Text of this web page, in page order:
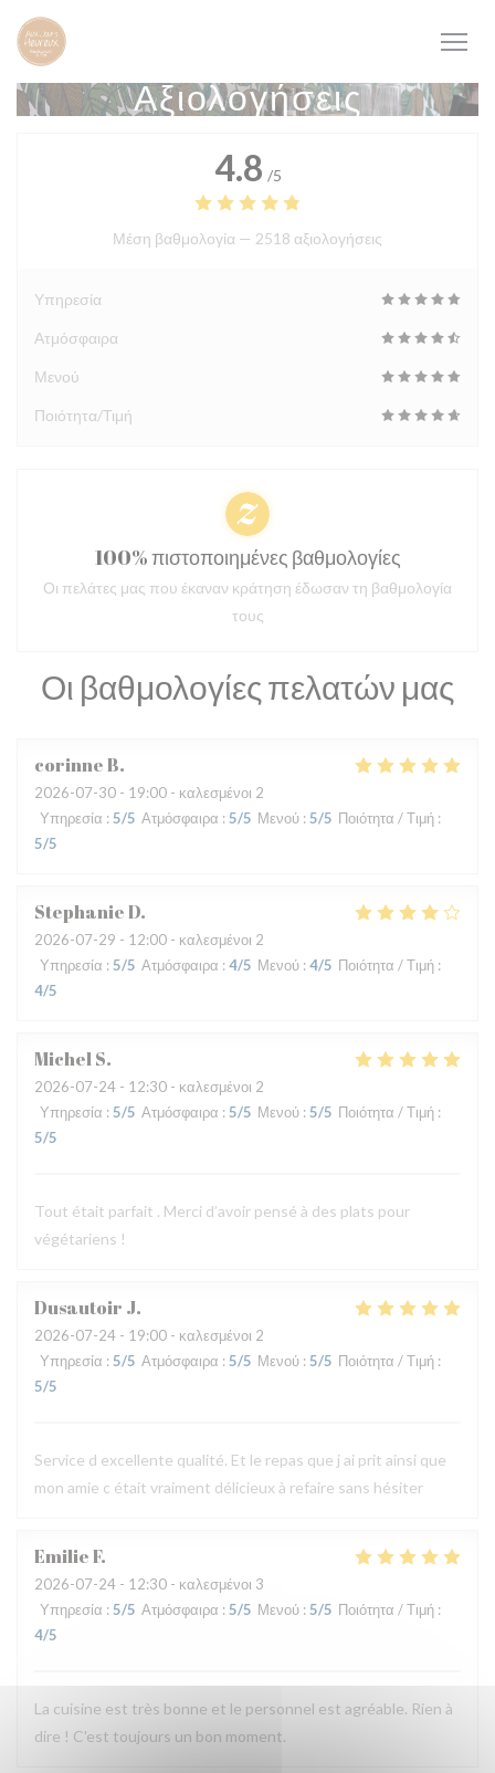
Πίνακας διαχείρισης "Μπισκότων" (Cookies)
Αξιολογήσεις
Οι βαθμολογίες πελατών μας
corinneB
2026-07-30 - 19:00 - καλεσμένοι 2
Υπηρεσία : 5/5 Ατμόσφαιρα : 5/5 Μενού : 5/5 Ποιότητα / Τιμή :
5/5
StephanieD
2026-07-29 - 12:00 - καλεσμένοι 2
Υπηρεσία : 5/5 Ατμόσφαιρα : 4/5 Μενού : 4/5 Ποιότητα / Τιμή :
4/5
MichelS
2026-07-24 - 12:30 - καλεσμένοι 2
Υπηρεσία : 5/5 Ατμόσφαιρα : 5/5 Μενού : 5/5 Ποιότητα / Τιμή :
5/5
Tout était parfait . Merci d’avoir pensé à des plats pour
végétariens !
Dusautoir J
2026-07-24 - 19:00 - καλεσμένοι 2
Υπηρεσία : 5/5 Ατμόσφαιρα : 5/5 Μενού : 5/5 Ποιότητα / Τιμή :
5/5
Service d excellente qualité. Et le repas que j ai prit ainsi que
mon amie c était vraiment délicieux à refaire sans hésiter
EmilieF
2026-07-24 - 12:30 - καλεσμένοι 3
Υπηρεσία :5/5 Ατμόσφαιρα : 5/5 Μενού : 5/5 Ποιότητα / Τιμή :
4/5
La cuisine est très bonne et le personnel est agréable. Rien à
dire ! C'est toujours un bon moment.
4.8 /5
Μέση βαθμολογία — 2518 αξιολογήσεις
Υπηρεσία
Ατμόσφαιρα
Μενού
Ποιότητα/Τιμή
100% πιστοποιημένες βαθμολογίες
Οι πελάτες μας που έκαναν κράτηση έδωσαν τη βαθμολογία
τους